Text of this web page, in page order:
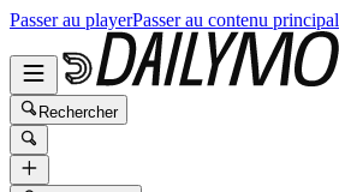
Passer au playerPasser au contenu principal
Rechercher